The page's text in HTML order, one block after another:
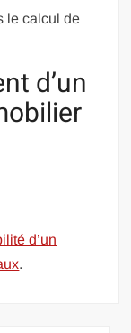
le calcul de
d’un
d’un
.